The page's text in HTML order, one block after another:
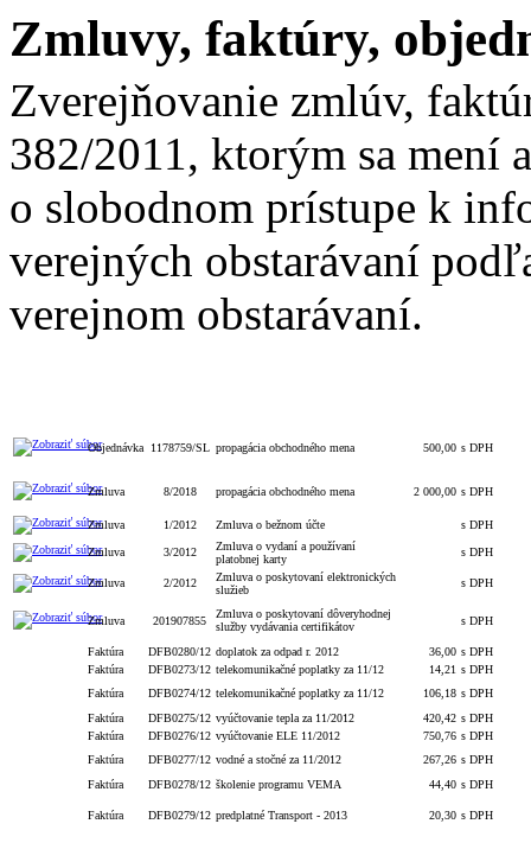
Zmluvy, faktúry,
Zverejňovanie zmlúv,
382/2011, ktorým sa mení
o slobodnom prístupe k
verejných obstarávaní
verejnom obstarávaní.
Objednávka 1178759/SL propagácia obchodného mena 500,00 s DPH
Zmluva 8/2018 propagácia obchodného mena 2 000,00 s DPH
Zmluva 1/2012 Zmluva o bežnom účte s DPH
Zmluva 3/2012
Zmluva o vydaní a používaní
platobnej karty
s DPH
Zmluva 2/2012
Zmluva o poskytovaní elektronických
služieb
s DPH
Zmluva 201907855
Zmluva o poskytovaní dôveryhodnej
služby vydávania certifikátov
s DPH
Faktúra DFB0280/12 doplatok za odpad r. 2012 36,00 s DPH
Faktúra
DFB0273/12 telekomunikačné poplatky za 11/12 14,21 s DPH
Faktúra
DFB0274/12 telekomunikačné poplatky za 11/12 106,18 s DPH
Faktúra
DFB0275/12 vyúčtovanie tepla za 11/2012 420,42 s DPH
Faktúra
DFB0276/12 vyúčtovanie ELE 11/2012 750,76 s DPH
Faktúra
DFB0277/12 vodné a stočné za 11/2012 267,26 s DPH
Faktúra
DFB0278/12 školenie programu VEMA 44,40 s DPH
Faktúra DFB0279/12 predplatné Transport - 2013 20,30 s DPH